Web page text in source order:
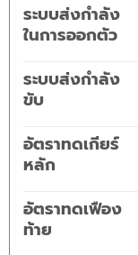
ระบบส่งกำลัง
ในการออกตัว
ระบบส่งกำลัง
ขับ
อัตราทดเกียร์
หลัก
อัตราทดเฟือง
ท้าย